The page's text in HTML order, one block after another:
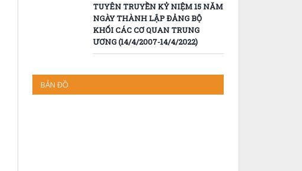
TUYÊN TRUYỀN KỶ NIỆM 15 NĂM
NGÀY THÀNH LẬP ĐẢNG BỘ
KHỐI CÁC CƠ QUAN TRUNG
ƯƠNG (14/4/2007-14/4/2022)
BẢN ĐỒ